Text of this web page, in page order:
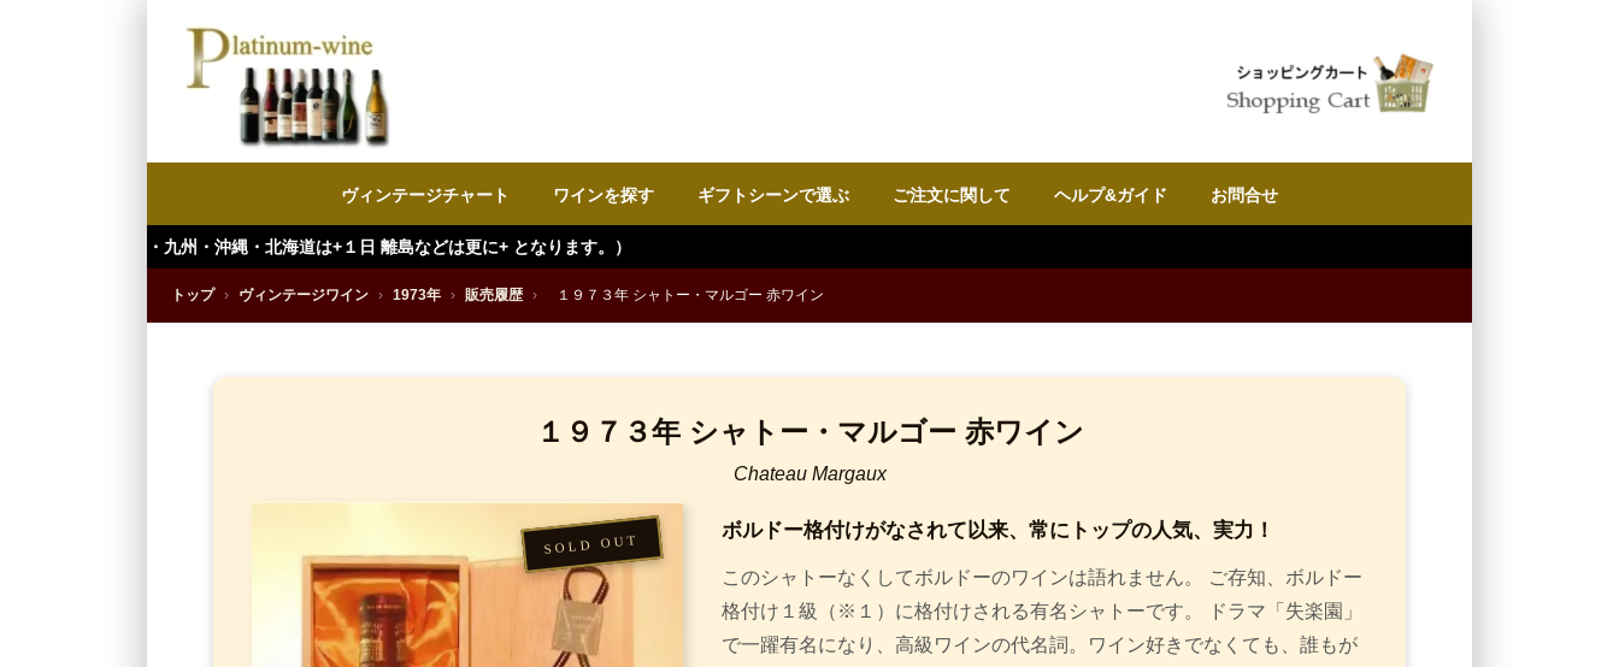
ヴィンテージチャート ワインを探す ギフトシーンで選ぶ ご注文に関して ヘルプ&ガイド お問合せ
沖縄・北海道は+１日 離島などは更に+ となります。）
トップ › ヴィンテージワイン › 1973年 › 販売履歴 › １９７３年 シャトー・マルゴー 赤ワイン
１９７３年 シャトー・マルゴー 赤ワイン
Chateau Margaux
ボルドー格付けがなされて以来、常にトップの人気、実力！
このシャトーなくしてボルドーのワインは語れません。 ご存知、ボルドー
格付け１級（※１）に格付けされる有名シャトーです。 ドラマ「失楽園」
で一躍有名になり、高級ワインの代名詞。ワイン好きでなくても、誰もが